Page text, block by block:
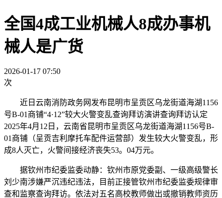
全国4成工业机械人8成办事机
械人是广货
2026-01-17 07:50
次
近日云南消防政务网发布昆明市呈贡区乌龙街道海湖1156
号B-01商铺“4·12”较大火警变乱查询拜访演讲查询拜访认定
2025年4月12日，云南省昆明市呈贡区乌龙街道海湖1156号B-
01商铺（呈贡吉利摩托车配件运营部）发生较大火警变乱，形
成8人灭亡，火警间接经济丧失53。04万元。
据钦州市纪委监委动静：钦州市原党委副、一级高级警长
刘少南涉嫌严沉违纪违法，目前正接管钦州市纪委监委规律审
查和监察查询拜访。依法对五名高校教师做出或撤销教师资历